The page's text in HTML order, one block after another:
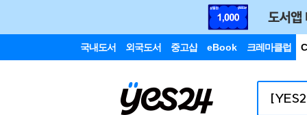
국내도서 외국도서 중고샵 eBook 크레마클럽